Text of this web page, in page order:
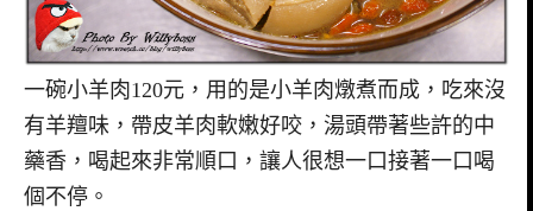
一碗小羊肉120元，用的是小羊肉燉煮而成，吃來沒
有羊羶味，帶皮羊肉軟嫩好咬，湯頭帶著些許的中
藥香，喝起來非常順口，讓人很想一口接著一口喝
個不停。